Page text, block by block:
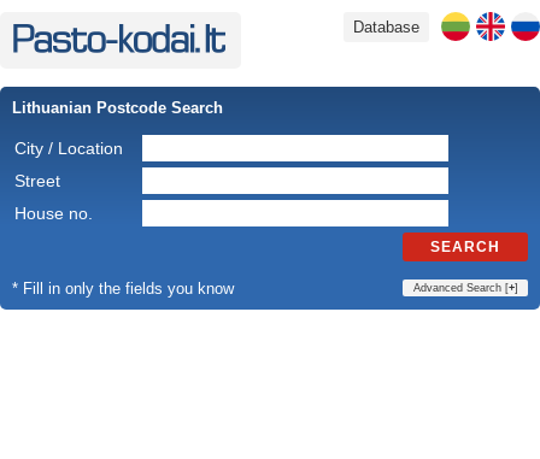
Database
Lithuanian Postcode Search
City / Location
Street
House no.
SEARCH
* Fill in only the fields you know Advanced Search [+]